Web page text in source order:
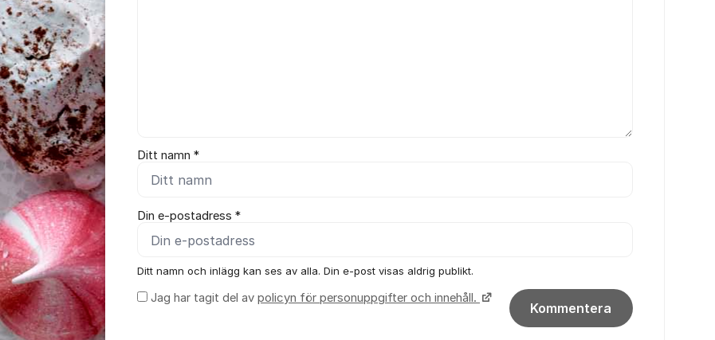
Ditt namn *
Din e-postadress *
Ditt namn och inlägg kan ses av alla. Din e-post visas aldrig publikt.
Jag har tagit del av policyn för personuppgifter och innehåll.
Kommentera